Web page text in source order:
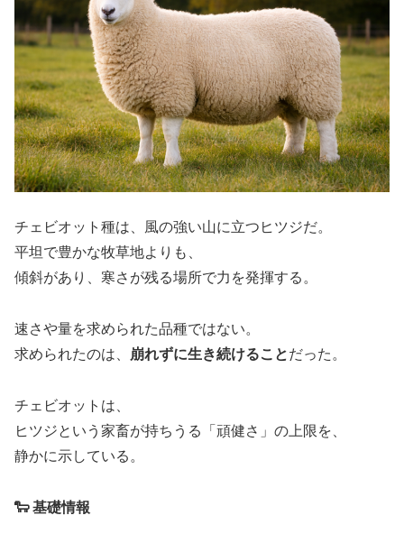
チェビオット種は、風の強い山に立つヒツジだ。
平坦で豊かな牧草地よりも、
傾斜があり、寒さが残る場所で力を発揮する。
速さや量を求められた品種ではない。
求められたのは、
崩れずに生き続けることだった。
チェビオットは、
ヒツジという家畜が持ちうる「頑健さ」の上限を、
静かに示している。
🐑 基礎情報